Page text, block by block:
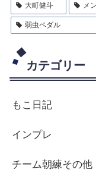
大町健斗 メ
弱虫ペダル
カテゴリー
もこ日記
インプレ
チーム朝練その他